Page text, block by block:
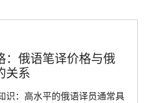
：俄语笔译价格与俄
关系
识：高水平的俄语译员通常具